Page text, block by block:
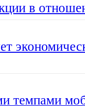
в
темпами